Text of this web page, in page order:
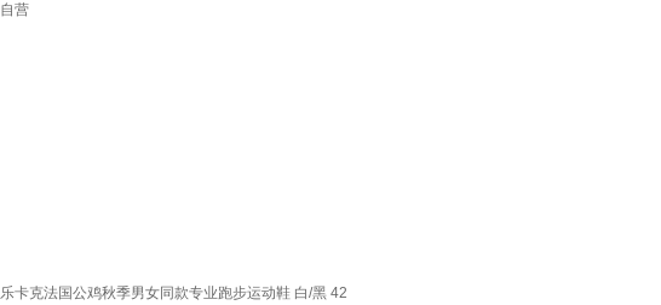
自营
乐卡克法国公鸡秋季男女同款专业跑步运动鞋 白/黑 42